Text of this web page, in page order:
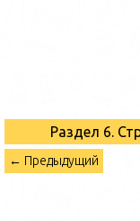
Раздел 6.
← Предыдущий